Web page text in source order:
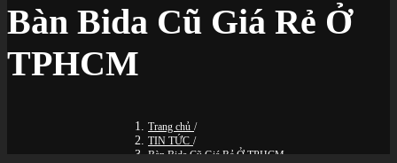
Bàn Bida Cũ Giá Rẻ Ở
TPHCM
Trang chủ /
TIN TỨC /
Bàn Bida Cũ Giá Rẻ Ở TPHCM